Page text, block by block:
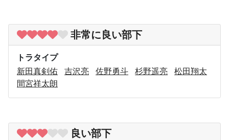
非常に良い部下
トラタイプ
新田真剣佑
吉沢亮 佐野勇斗 杉野遥亮
松田翔太
間宮祥太朗
良い部下